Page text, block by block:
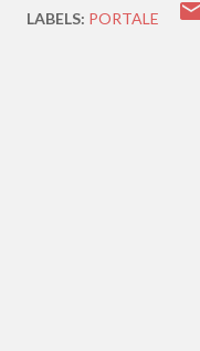
LABELS: PORTALE